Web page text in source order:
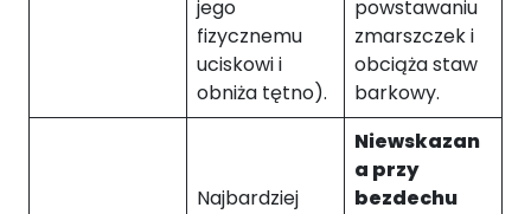
jego
fizycznemu
uciskowi i
obniża tętno).
powstawaniu
zmarszczek i
obciąża staw
barkowy.
Najbardziej
Niewskazan
a przy
bezdechu
ni